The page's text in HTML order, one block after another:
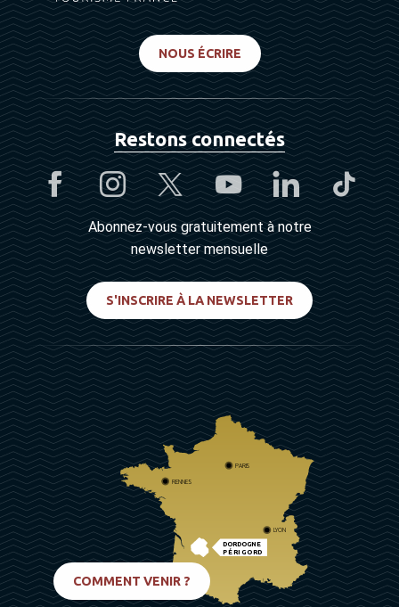
NOUS ÉCRIRE
Restons connectés
Abonnez-vous gratuitement à notre
newsletter mensuelle
S'INSCRIRE À LA NEWSLETTER
DORDOGNE
PÉRIGORD
PARIS
RENNES
LYON
COMMENT VENIR ?